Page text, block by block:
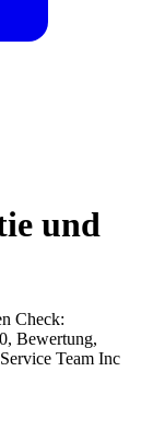
und
Check:
, Bewertung,
Service Team Inc